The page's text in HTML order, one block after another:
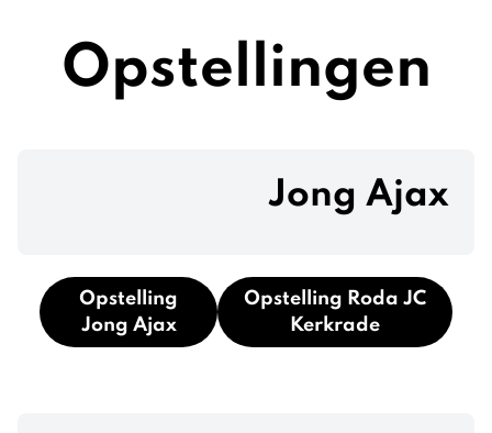
Opstellingen
Jong Ajax
Opstelling
Jong Ajax
Opstelling Roda JC
Kerkrade